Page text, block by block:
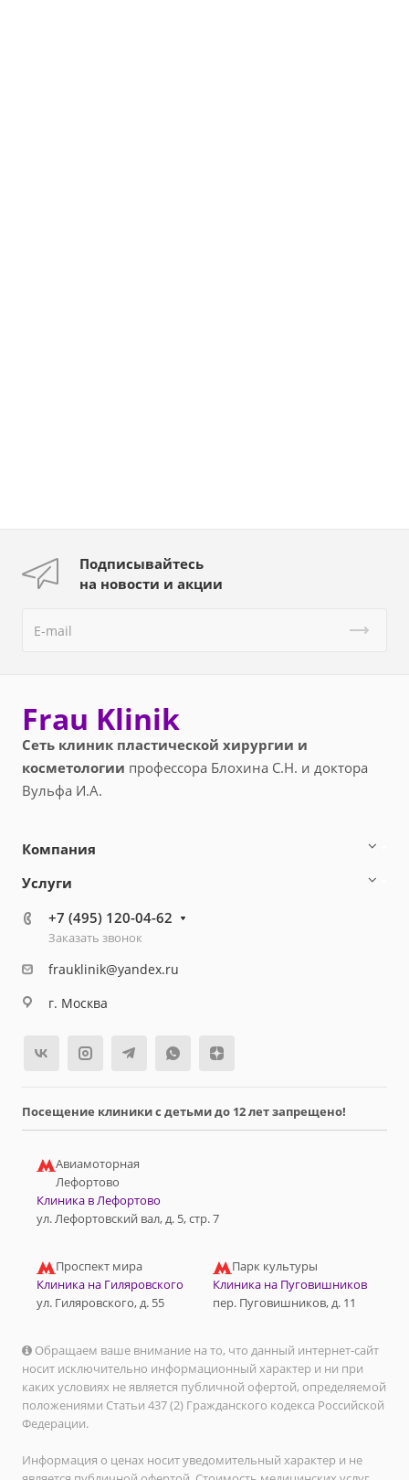
Подписывайтесь
на новости и акции
Frau Klinik
Сеть клиник пластической хирургии и
косметологии профессора Блохина С.Н. и доктора
Вульфа И.А.
Компания
Услуги
+7 (495) 120-04-62
Заказать звонок
frauklinik@yandex.ru
г. Москва
Посещение клиники с детьми до 12 лет запрещено!
Авиамоторная
Лефортово
Клиника в Лефортово
ул. Лефортовский вал, д. 5, стр. 7
Проспект мира
Клиника на Гиляровского
ул. Гиляровского, д. 55
Парк культуры
Клиника на Пуговишников
пер. Пуговишников, д. 11
Обращаем ваше внимание на то, что данный интернет-сайт
носит исключительно информационный характер и ни при
каких условиях не является публичной офертой, определяемой
положениями Статьи 437 (2) Гражданского кодекса Российской
Федерации.
Информация о ценах носит уведомительный характер и не